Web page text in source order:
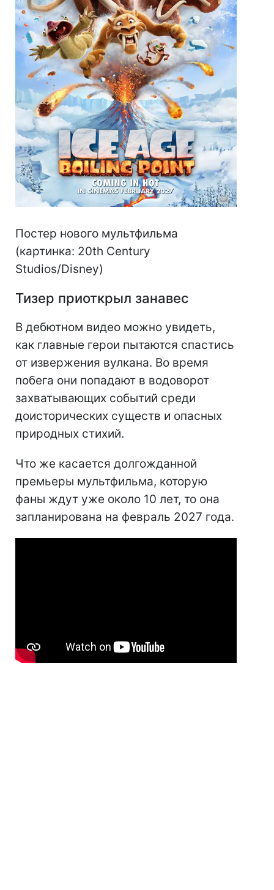
Постер нового мультфильма
(картинка: 20th Century
Studios/Disney)
Тизер приоткрыл занавес
В дебютном видео можно увидеть,
как главные герои пытаются спастись
от извержения вулкана. Во время
побега они попадают в водоворот
захватывающих событий среди
доисторических существ и опасных
природных стихий.
Что же касается долгожданной
премьеры мультфильма, которую
фаны ждут уже около 10 лет, то она
запланирована на февраль 2027 года.